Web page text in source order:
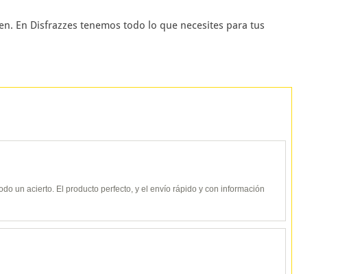
En Disfrazzes tenemos todo lo que necesites para tus
un acierto. El producto perfecto, y el envío rápido y con información